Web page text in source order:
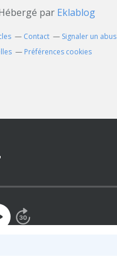
par Eklablog
Contact Signaler un abus
Préférences cookies